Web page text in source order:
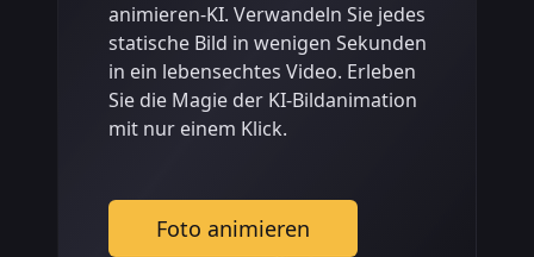
animieren-KI. Verwandeln Sie jedes
statische Bild in wenigen Sekunden
in ein lebensechtes Video. Erleben
Sie die Magie der KI-Bildanimation
mit nur einem Klick.
Foto animieren